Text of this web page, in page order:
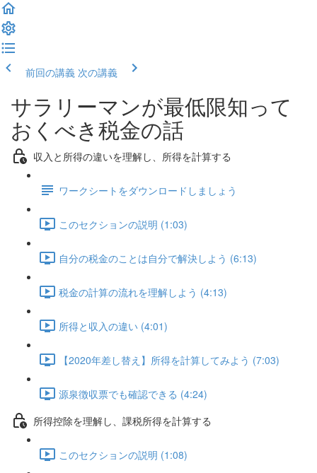
前回の講義 次の講義
サラリーマンが最低限知って
おくべき税金の話
収入と所得の違いを理解し、所得を計算する
ワークシートをダウンロードしましょう
このセクションの説明 (1:03)
自分の税金のことは自分で解決しよう (6:13)
税金の計算の流れを理解しよう (4:13)
所得と収入の違い (4:01)
【2020年差し替え】所得を計算してみよう (7:03)
源泉徴収票でも確認できる (4:24)
所得控除を理解し、課税所得を計算する
このセクションの説明 (1:08)